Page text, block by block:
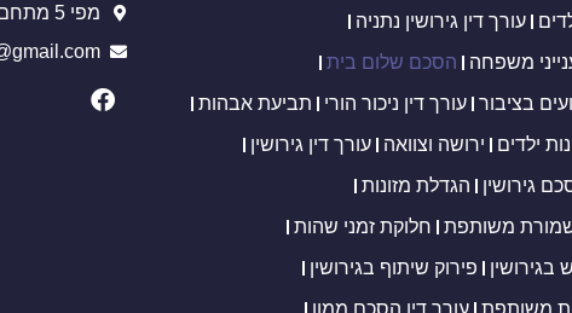
עורך דין גירושין נתניה
משפחה
הסכם שלום בית
בציבור
עורך דין ניכור הורי
תביעת אבהות
ילדים ירושה וצוואה
עורך דין גירושין
גירושין
הגדלת מזונות
משותפת
חלוקת זמני שהות
בגירושין
פירוק שיתוף בגירושין
משותפת
עורך דין הסכם ממון
מפי 5 מתחם סוהו פולג נתניה